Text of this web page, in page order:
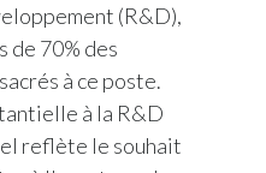
(R&D),
de 70% des
à ce poste.
à la R&D
reflète le souhait